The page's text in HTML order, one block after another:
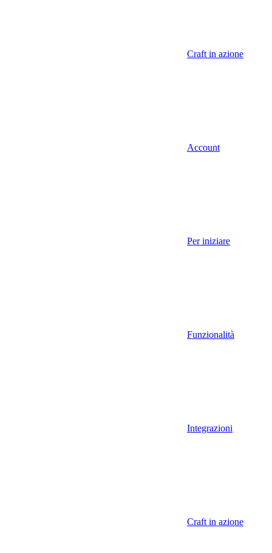
Craft in azione
Account
Per iniziare
Funzionalità
Integrazioni
Craft in azione